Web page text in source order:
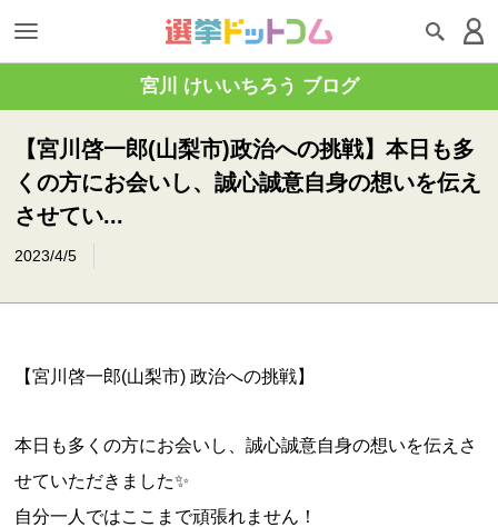
宮川 けいいちろう ブログ
【宮川啓一郎(山梨市)政治への挑戦】本日も多
くの方にお会いし、誠心誠意自身の想いを伝え
させてい...
2023/4/5
【宮川啓一郎(山梨市) 政治への挑戦】
本日も多くの方にお会いし、誠心誠意自身の想いを伝えさ
せていただきました✨
自分一人ではここまで頑張れません！